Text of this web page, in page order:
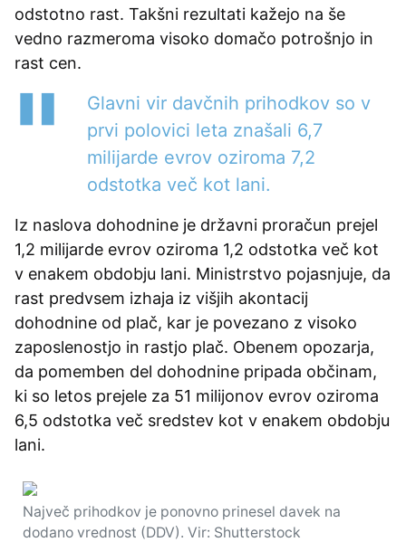
odstotno rast. Takšni rezultati kažejo na še
vedno razmeroma visoko domačo potrošnjo in
rast cen.
Glavni vir davčnih prihodkov so v
prvi polovici leta znašali 6,7
milijarde evrov oziroma 7,2
odstotka več kot lani.
Iz naslova dohodnine je državni proračun prejel
1,2 milijarde evrov oziroma 1,2 odstotka več kot
v enakem obdobju lani. Ministrstvo pojasnjuje, da
rast predvsem izhaja iz višjih akontacij
dohodnine od plač, kar je povezano z visoko
zaposlenostjo in rastjo plač. Obenem opozarja,
da pomemben del dohodnine pripada občinam,
ki so letos prejele za 51 milijonov evrov oziroma
6,5 odstotka več sredstev kot v enakem obdobju
lani.
Največ prihodkov je ponovno prinesel davek na
dodano vrednost (DDV). Vir: Shutterstock